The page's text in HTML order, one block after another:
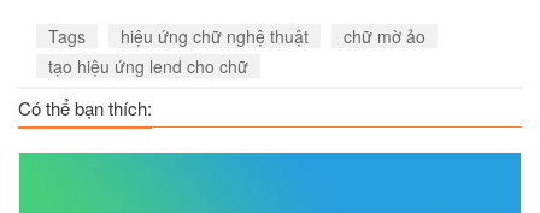
Tags hiệu ứng chữ nghệ thuật
chữ mờ ảo
tạo hiệu ứng lend cho chữ
Có thể bạn thích: